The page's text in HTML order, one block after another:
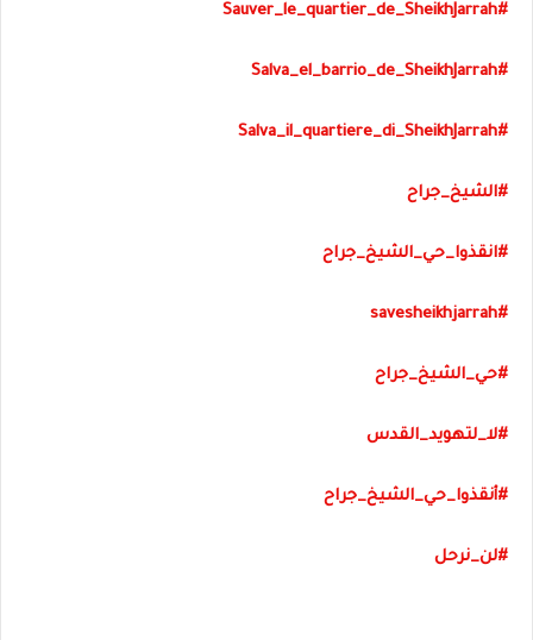
#Sauver_le_quartier_de_SheikhJarrah
#Salva_el_barrio_de_SheikhJarrah
#Salva_il_quartiere_di_SheikhJarrah
#الشيخ_جراح
#انقذوا_حي_الشيخ_جراح
#savesheikhjarrah
#حي_الشيخ_جراح
#لا_لتهويد_القدس
#أنقذوا_حي_الشيخ_جراح
#لن_نرحل